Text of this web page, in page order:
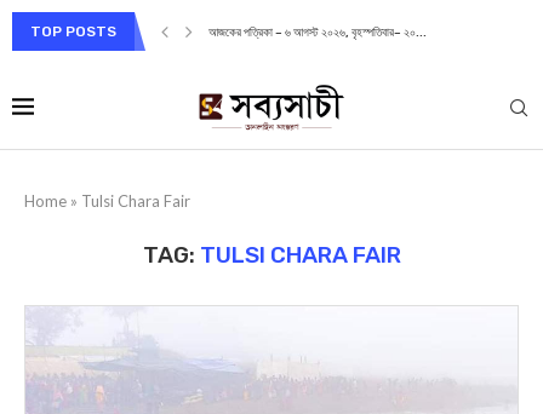
TOP POSTS আজকের পত্রিকা – ৬ আগস্ট ২০২৬, বৃহস্পতিবার– ২০...
Home » Tulsi Chara Fair
TAG: TULSI CHARA FAIR